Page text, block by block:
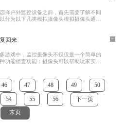
择户外监控设备之前，首先需要了解不同
分为以下几类模拟摄像头模拟摄像头通常
回来
游戏中，监控摄像头不仅仅是一个简单的
功能侦查功能：摄像头可以帮助玩家实时
+
46 47 48 49 50
54 55 56
下一页
末页